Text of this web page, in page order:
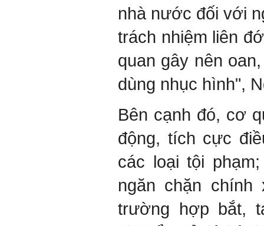
nhà nước đối với
trách nhiệm liên
quan gây nên
dùng nhục hình",
Bên cạnh đó, cơ
động, tích cực
các loại tội
ngăn chặn
trường hợp bắt,